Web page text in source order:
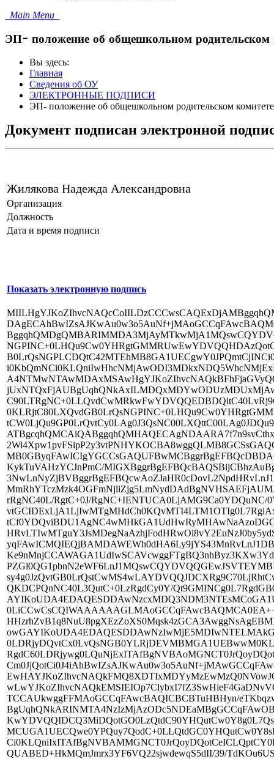
Main Menu
ЭП- положение об общешкольном родительском
Вы здесь:
Главная
Сведения об ОУ
ЭЛЕКТРОННЫЕ ПОДПИСИ
ЭП- положение об общешкольном родительском комитете
Документ подписан электронной
Жилякова Надежда Александровна
Организация
Должность
Дата и время подписи
Показать электронную подпись
KykTuVAHzYCJnPmC/
rRgNC40L/RgtC+0J/
QKDCPQnNC40L3QutC+0LzRgdCy0Y/
TCCAUkwggFFMAoGCCqFAwcBAQICBCBTuHBHyn/
QUABED+HkMQmJmrx3YF6VQ22sjwdewqS5dII/39/